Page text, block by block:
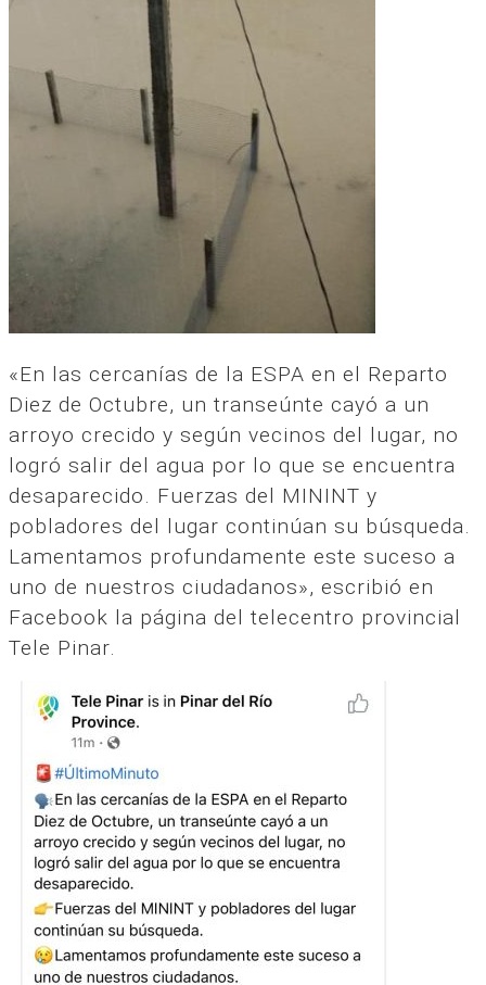
«En las cercanías de la ESPA en el Reparto
Diez de Octubre, un transeúnte cayó a un
arroyo crecido y según vecinos del lugar, no
logró salir del agua por lo que se encuentra
desaparecido. Fuerzas del MININT y
pobladores del lugar continúan su búsqueda.
Lamentamos profundamente este suceso a
uno de nuestros ciudadanos», escribió en
Facebook la página del telecentro provincial
Tele Pinar.